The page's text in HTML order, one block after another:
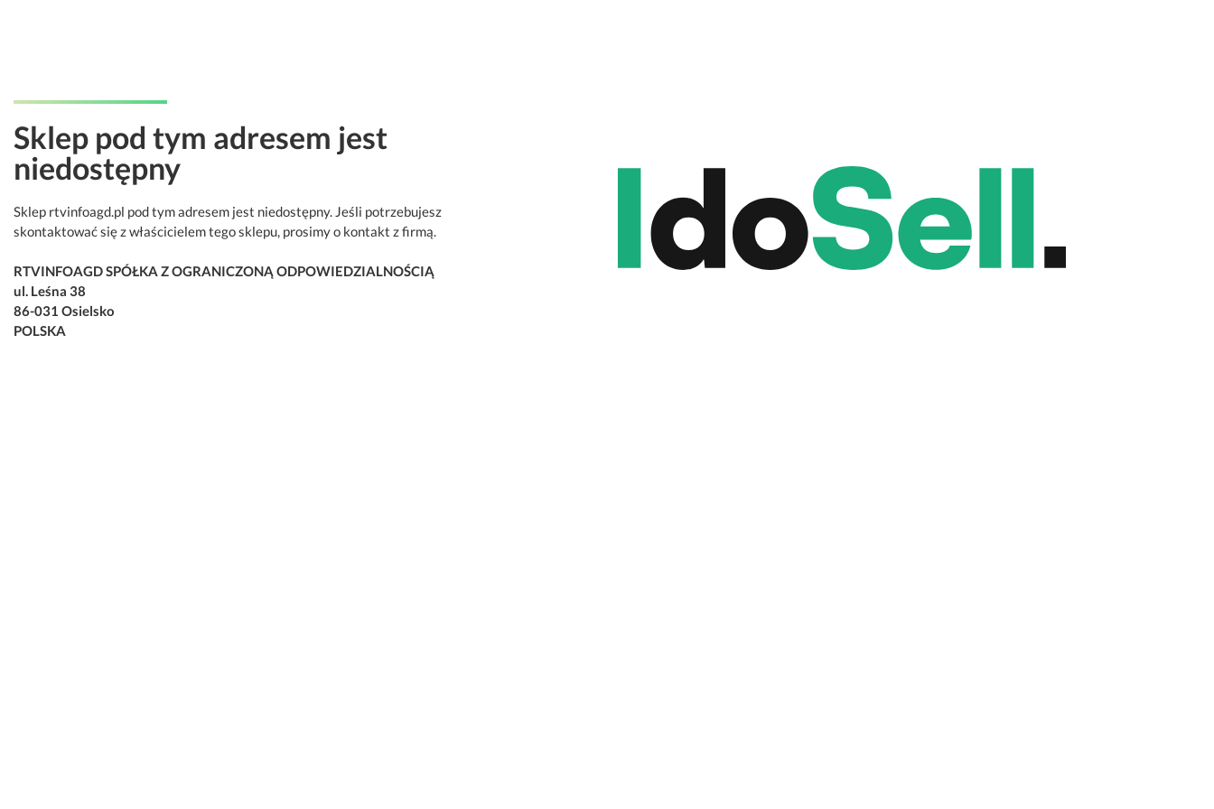
Sklep pod tym adresem jest
niedostępny
Sklep rtvinfoagd.pl pod tym adresem jest niedostępny. Jeśli potrzebujesz
skontaktować się z właścicielem tego sklepu, prosimy o kontakt z firmą.
RTVINFOAGD SPÓŁKA Z OGRANICZONĄ ODPOWIEDZIALNOŚCIĄ
ul. Leśna 38
86-031 Osielsko
POLSKA